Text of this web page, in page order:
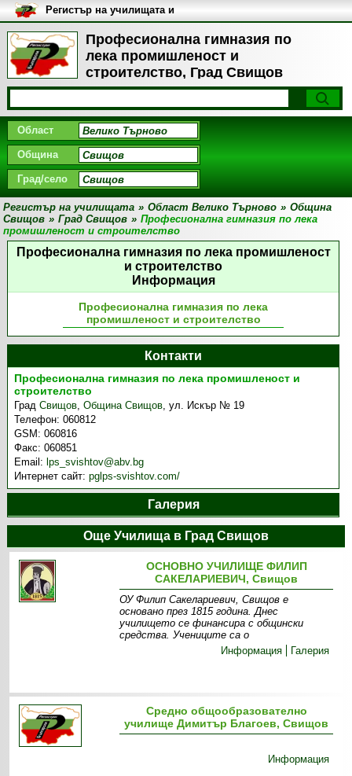
Професионална гимназия по
лека промишленост и
строителство, Град Свищов
Регистър на училищата и
университетите в България
Област
Община
Град/село
Регистър на училищата » Област Велико Търново » Община
Свищов » Град Свищов » Професионална гимназия по лека
промишленост и строителство
Професионална гимназия по лека промишленост
и строителство
Информация
Професионална гимназия по лека
промишленост и строителство
Контакти
Професионална гимназия по лека промишленост и
строителство
ГрадСвищов,Община Свищов,ул. Искър № 19
Телефон:060812
GSM:060816
Факс:060851
Email: lps_svishtov@abv.bg
Интернет сайт:pglps-svishtov.com/
Галерия
Още Училища в Град Свищов
ОСНОВНО УЧИЛИЩЕ ФИЛИП
САКЕЛАРИЕВИЧ, Свищов
ОУ Филип Сакелариевич, Свищов е
основано през 1815 година. Днес
училището се финансира с общински
средства. Учениците са о
Информация
Галерия
Средно общообразователно
училище Димитър Благоев, Свищов
Информация